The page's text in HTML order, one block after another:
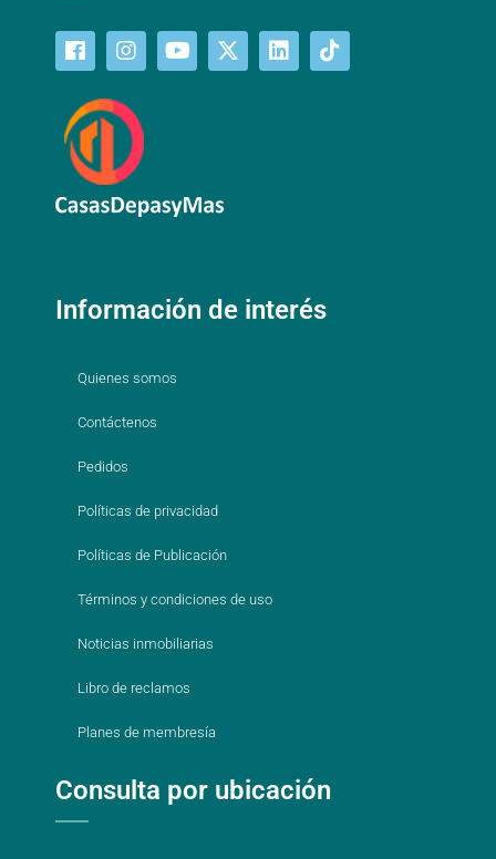
Información de interés
Quienes somos
Contáctenos
Pedidos
Políticas de privacidad
Políticas de Publicación
Términos y condiciones de uso
Noticias inmobiliarias
Libro de reclamos
Planes de membresía
Consulta por ubicación